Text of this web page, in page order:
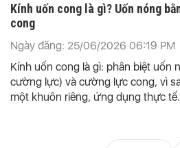
Kính uốn cong là gì? Uốn nóng
cong
Ngày đăng: 25/06/2026 06:19 PM
Kính uốn cong là gì: phân biệt uốn
cường lực) và cường lực cong, vì
một khuôn riêng, ứng dụng thực tế.